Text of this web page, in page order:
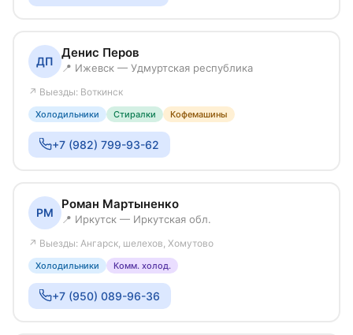
ДП
Денис Перов
📍 Ижевск — Удмуртская республика
↗ Выезды: Воткинск
Холодильники Стиралки Кофемашины
+7 (982) 799-93-62
РМ
Роман Мартыненко
📍 Иркутск — Иркутская обл.
↗ Выезды: Ангарск, шелехов, Хомутово
Холодильники Комм. холод.
+7 (950) 089-96-36